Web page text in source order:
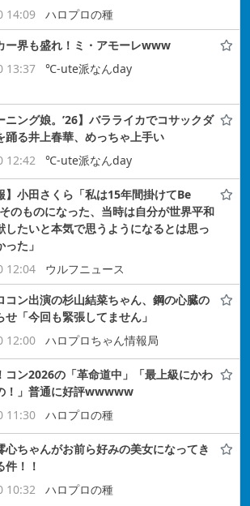
14:09
ハロプロの種
ー界も盛れ！ミ・アモーレwww
13:37
℃-ute派なんday
ニング娘。’26】バラライカでコサックダ
踊る井上春華、めっちゃ上手い
12:42
℃-ute派なんday
】小田さくら「私は15年間掛けてBe
のものになった、当時は自分が世界平和
したいと本気で思うようになるとは思っ
た」
12:04
ウルフニュース
コン出演の杉山結菜ちゃん、鋼の心臓の
せ「今回も緊張してません」
12:00
ハロプロちゃん情報局
コン2026の「革命道中」「最上級にかわ
！」普通に好評wwwww
11:30
ハロプロの種
心ちゃんがお前ら好みの美女になってき
件！！
10:32
ハロプロの種